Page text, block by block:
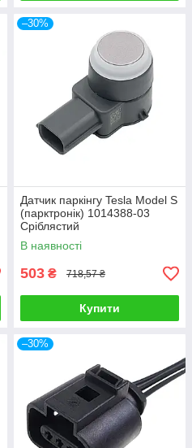
–30%
Датчик паркінгу Tesla Model S
(парктронік) 1014388-03
Cріблястий
В наявності
503 ₴ 718,57 ₴
Купити
–30%